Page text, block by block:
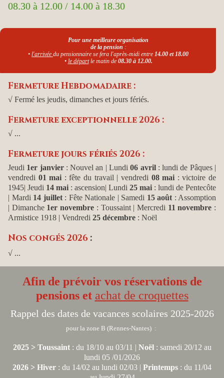
08.30 à 12.00 / 14.00 à 18.30
Pour une meilleure organisation
de la pension :
• l'arrivée du pensionnaire se fera l'après-midi entre 14.00 et 18.00
• le départle matin de 08.30 à 12.00.
Fermeture Hebdomadaire :
√ Fermé les jeudis, dimanches et jours fériés.
Fermeture exceptionnelle 2026 :
√ ...
Fermeture jours fériés 2026 :
Jeudi 1er janvier: Nouvel an | Lundi06 avril: lundi de Pâques |
vendredi 01 mai : fête du travail | vendredi 08 mai : victoire de
1945| Jeudi 14 mai : ascension| Lundi 25 mai : lundi de Pentecôte
| Mardi 14 juillet : Fête Nationale | Samedi 15 août : Assomption
| Dimanche 1er novembre : Toussaint | Mercredi 11 novembre :
Armistice 1918 | Vendredi 25 décembre : Noël
Nos congés 2026 :
√ ...
Afin de prévoir vos réservations de
pensions et achat de croquettes
Rappel des dates de vacances scolaires 2025-2026
pour la zone B (Rennes-Nantes) :
2025 > Toussaint: du 18/10 au 03/11 | Noël: samedi 20/12 au
lundi 05 /01/2026
2026 > Hiver : du 14/02 au lundi 02/03 | Printemps : du 11/04